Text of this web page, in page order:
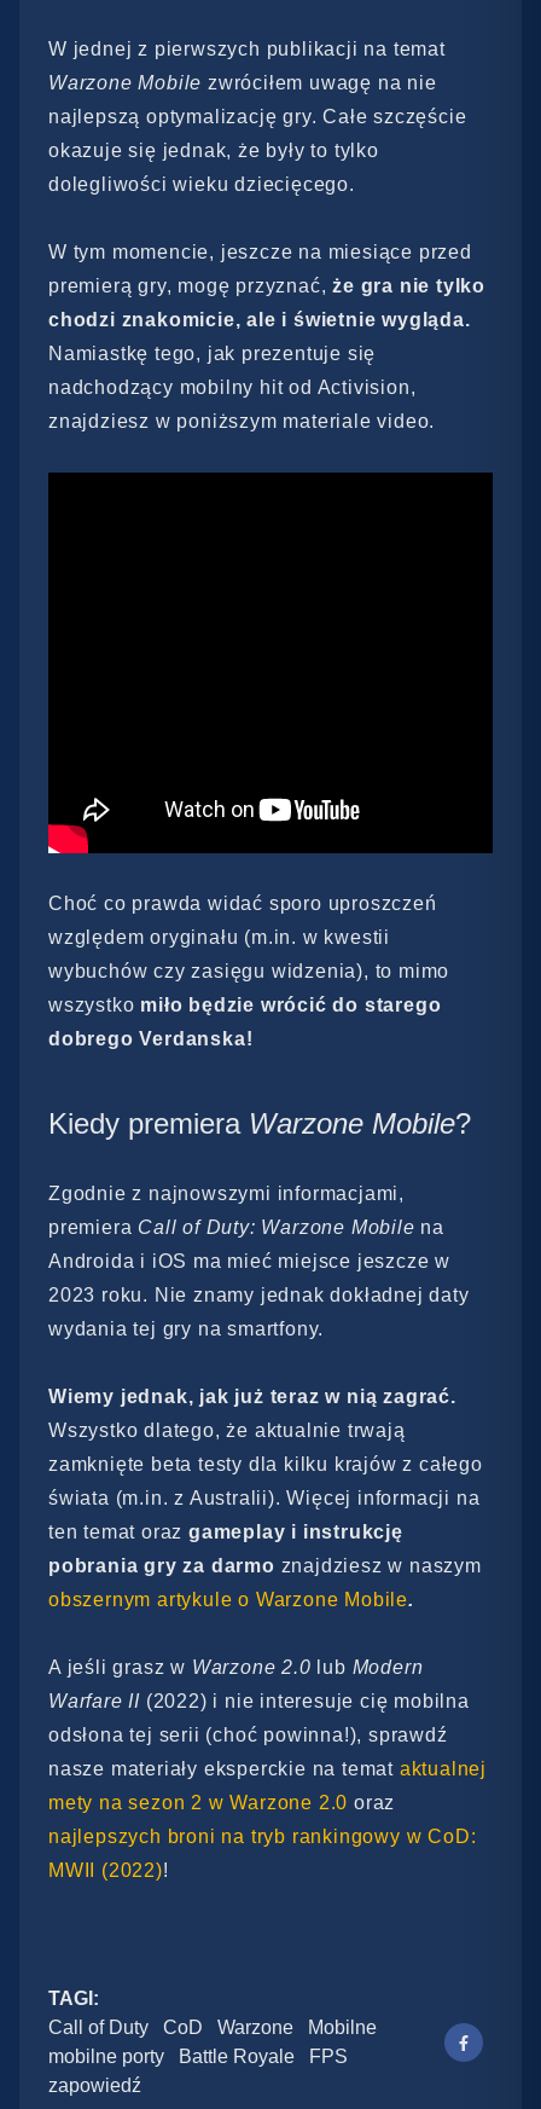
W jednej z pierwszych publikacji na temat
Warzone Mobile zwróciłem uwagę na nie
najlepszą optymalizację gry. Całe szczęście
okazuje się jednak, że były to tylko
dolegliwości wieku dziecięcego.
W tym momencie, jeszcze na miesiące przed
premierą gry, mogę przyznać, że gra nie tylko
chodzi znakomicie, ale i świetnie wygląda.
Namiastkę tego, jak prezentuje się
nadchodzący mobilny hit od Activision,
znajdziesz w poniższym materiale video.
Choć co prawda widać sporo uproszczeń
względem oryginału (m.in. w kwestii
wybuchów czy zasięgu widzenia), to mimo
wszystko miło będzie wrócić do starego
dobrego Verdanska!
Kiedy premiera Warzone Mobile?
Zgodnie z najnowszymi informacjami,
premiera Call of Duty: Warzone Mobile na
Androida i iOS ma mieć miejsce jeszcze w
2023 roku. Nie znamy jednak dokładnej daty
wydania tej gry na smartfony.
Wiemy jednak, jak już teraz w nią zagrać.
Wszystko dlatego, że aktualnie trwają
zamknięte beta testy dla kilku krajów z całego
świata (m.in. z Australii). Więcej informacji na
ten temat orazgameplay i instrukcję
pobrania gry za darmo znajdziesz w naszym
obszernym artykule o Warzone Mobile.
A jeśli grasz w Warzone 2.0 lub Modern
Warfare II (2022) i nie interesuje cię mobilna
odsłona tej serii (choć powinna!), sprawdź
nasze materiały eksperckie na temat aktualnej
mety na sezon 2 w Warzone 2.0 oraz
najlepszych broni na tryb rankingowy w CoD:
MWII (2022)!
TAGI:
Call of Duty
CoD Warzone
Mobilne
mobilne porty
Battle Royale
FPS
zapowiedź